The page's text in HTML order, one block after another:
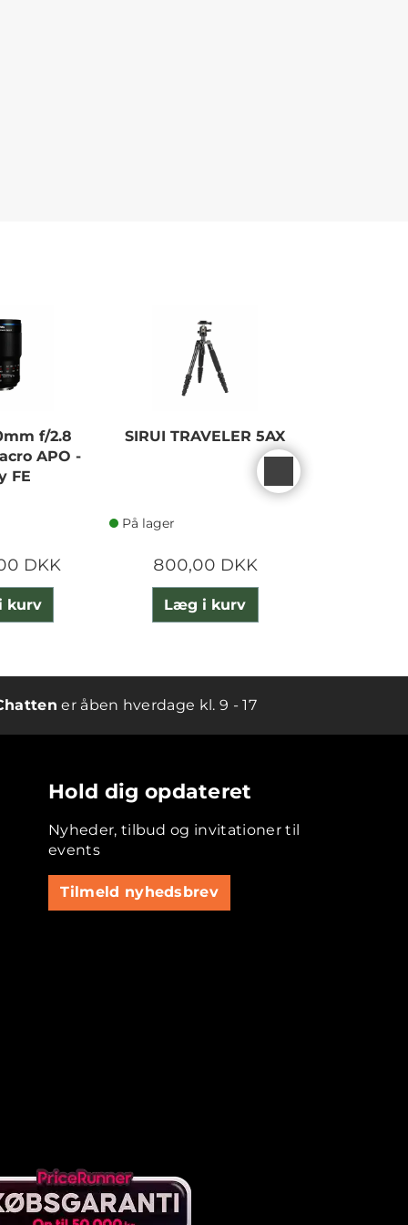
f/2.8
APO -
FE
DKK
kurv
SIRUI TRAVELER 5AX
På lager
800,00 DKK
Læg i kurv
er åben hverdage kl. 9 - 17
Hold dig opdateret
Nyheder, tilbud og invitationer til
events
Tilmeld nyhedsbrev